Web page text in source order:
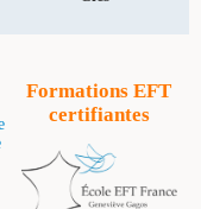
Formations EFT
certifiantes